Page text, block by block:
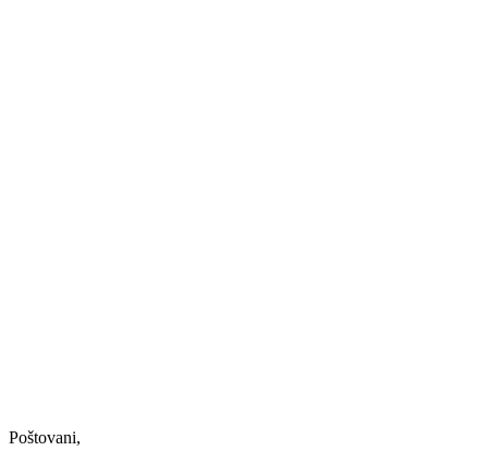
Poštovani,